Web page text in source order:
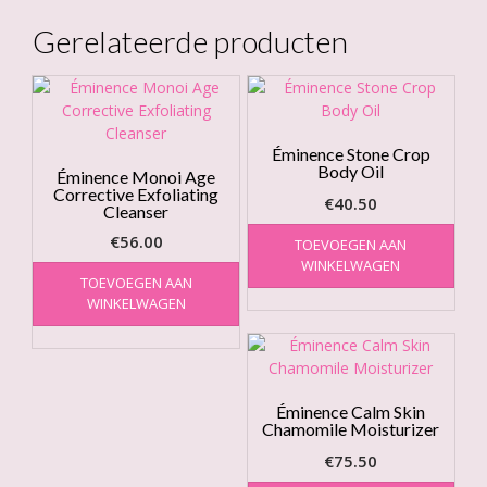
Gerelateerde producten
Éminence Monoi Age
Corrective Exfoliating
Cleanser
€56.00
TOEVOEGEN AAN
WINKELWAGEN
Éminence Stone Crop
Body Oil
€40.50
TOEVOEGEN AAN
WINKELWAGEN
Éminence Calm Skin
Chamomile Moisturizer
€75.50